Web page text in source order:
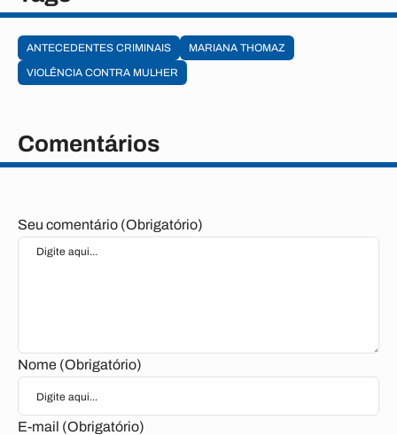
ANTECEDENTES CRIMINAIS
MARIANA THOMAZ
VIOLÊNCIA CONTRA MULHER
Comentários
Seu comentário (Obrigatório)
Nome (Obrigatório)
E-mail (Obrigatório)